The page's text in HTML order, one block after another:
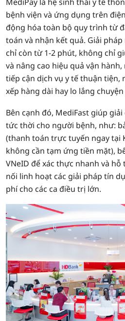
bệnh viện và ứng dụng trên
động hóa toàn bộ quy trình từ
toán và nhận kết quả. Giải
chỉ còn từ 1-2 phút, không chỉ
và nâng cao hiệu quả vận
tiếp cận dịch vụ y tế thuận tiện,
xếp hàng dài hay lo lắng
Bên cạnh đó, MediFast giúp
tức thời cho người bệnh, như:
(thanh toán trực tuyến ngay tại
không cần tạm ứng tiền mặt),
VNeID để xác thực nhanh và
nối linh hoạt các giải pháp tín
phí cho các ca điều trị lớn.